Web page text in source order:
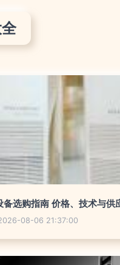
备选购指南 价格、技术与供
08-06 21:37:00